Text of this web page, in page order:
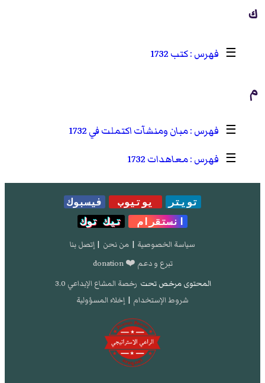
ك
☰ كتب 1732
م
☰
مبان ومنشآت اكتملت في 1732
☰
معاهدات 1732
تويتر يوتيوب
فيسبوك
انستقرام
تيك توك
سياسة الخصوصية | من نحن | إتصل بنا
تبرع و دعم ❤️ donation
المحتوى مرخص تحت رخصة المشاع الإبداعي 3.0
شروط الإستخدام | إخلاء المسؤولية